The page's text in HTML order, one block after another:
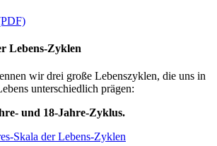
Lebens-Zyklen
wir drei große Lebenszyklen, die uns in
unterschiedlich prägen:
und 18-Jahre-Zyklus.
Skala der Lebens-Zyklen